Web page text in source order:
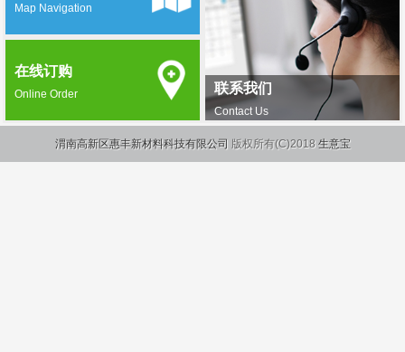
联系我们
Contact Us
Map Navigation
在线订购
Online Order
渭南高新区惠丰新材料科技有限公司 版权所有(C)2018 生意宝